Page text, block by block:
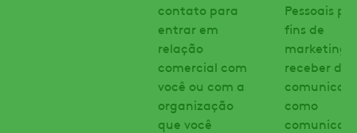
contato para
entrar em
relação
comercial com
você ou com a
organização
que você
Pessoais
fins de
marketing
receber de
como